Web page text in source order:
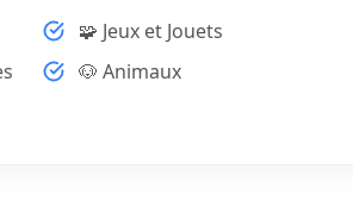
🧩 Jeux et Jouets
🐶 Animaux